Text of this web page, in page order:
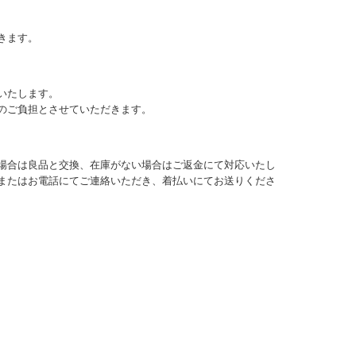
ます。
たします。
ご負担とさせていただきます。
合は良品と交換、在庫がない場合はご返金にて対応いたし
たはお電話にてご連絡いただき、着払いにてお送りくださ